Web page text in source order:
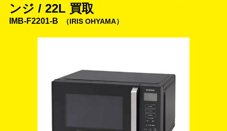
ンジ / 22L 買取
IMB-F2201-B IRIS OHYAMA